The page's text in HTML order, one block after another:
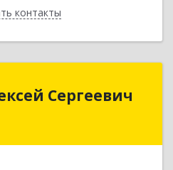
контакты
Сергеевич
Сергеевич
г, Советская ул,